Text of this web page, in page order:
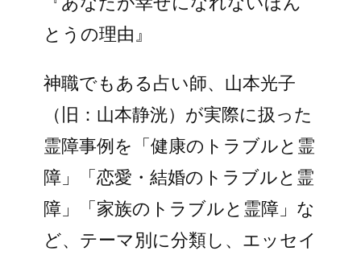
とうの理由』
神職でもある占い師、山本光子
（旧：山本静洸）が実際に扱った
霊障事例を「健康のトラブルと霊
障」「恋愛・結婚のトラブルと霊
障」「家族のトラブルと霊障」な
ど、テーマ別に分類し、エッセイ